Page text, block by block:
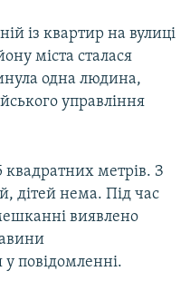
із квартир на вулиці
міста сталася
одна людина,
управління
метрів. З
дітей нема. Під час
виявлено
повідомленні.